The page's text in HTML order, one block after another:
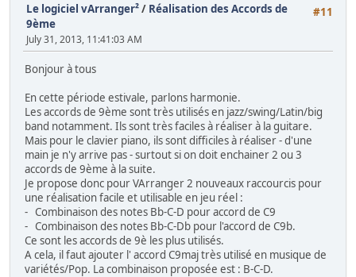
#11
Le logiciel vArranger²/ Réalisation des Accords de
9ème
July 31, 2013, 11:41:03 AM
Bonjour à tous
En cette période estivale, parlons harmonie.
Les accords de 9ème sont très utilisés en jazz/swing/Latin/big
band notamment. Ils sont très faciles à réaliser à la guitare.
Mais pour le clavier piano, ils sont difficiles à réaliser - d'une
main je n'y arrive pas - surtout si on doit enchainer 2 ou 3
accords de 9ème à la suite.
Je propose donc pour VArranger 2 nouveaux raccourcis pour
une réalisation facile et utilisable en jeu réel :
- Combinaison des notes Bb-C-D pour accord de C9
- Combinaison des notes Bb-C-Db pour l'accord de C9b.
Ce sont les accords de 9è les plus utilisés.
A cela, il faut ajouter l' accord C9maj très utilisé en musique de
variétés/Pop. La combinaison proposée est : B-C-D.